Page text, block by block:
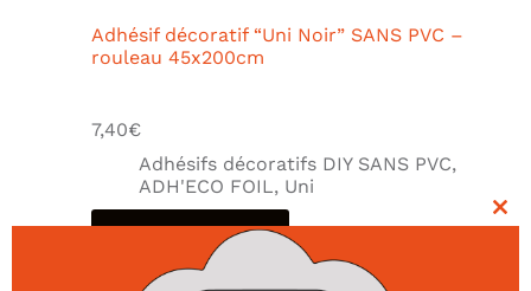
Adhésif décoratif “Uni Noir” SANS PVC –
rouleau 45x200cm
7,40€
Adhésifs décoratifs DIY SANS PVC,
ADH'ECO FOIL, Uni
Ajouter au panier